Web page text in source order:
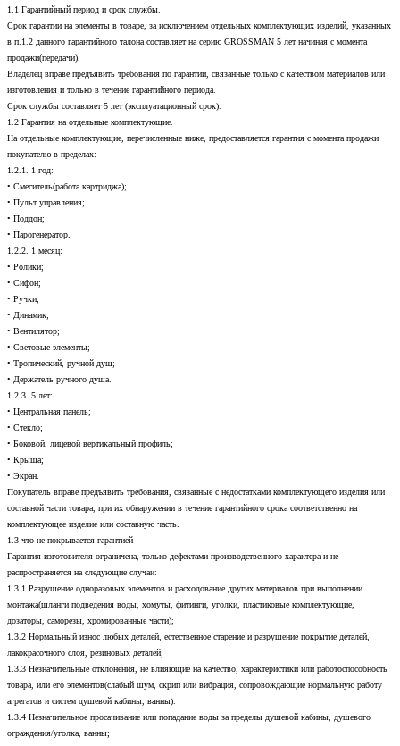
1.1 Гарантийный период и срок службы.
Срок гарантии на элементы в товаре, за исключением отдельных комплектующих изделий, указанных
в п.1.2 данного гарантийного талона составляет на серию GROSSMAN 5 лет начиная с момента
продажи(передачи).
Владелец вправе предъявить требования по гарантии, связанные только с качеством материалов или
изготовления и только в течение гарантийного периода.
Срок службы составляет 5 лет (эксплуатационный срок).
1.2 Гарантия на отдельные комплектующие.
На отдельные комплектующие, перечисленные ниже, предоставляется гарантия с момента продажи
покупателю в пределах:
1.2.1. 1 год:
• Смеситель(работа картриджа);
• Пульт управления;
• Поддон;
• Парогенератор.
1.2.2. 1 месяц:
• Ролики;
• Сифон;
• Ручки;
• Динамик;
• Вентилятор;
• Световые элементы;
• Тропический, ручной душ;
• Держатель ручного душа.
1.2.3. 5 лет:
• Центральная панель;
• Стекло;
• Боковой, лицевой вертикальный профиль;
• Крыша;
• Экран.
Покупатель вправе предъявить требования, связанные с недостатками комплектующего изделия или
составной части товара, при их обнаружении в течение гарантийного срока соответственно на
комплектующее изделие или составную часть.
1.3 что не покрывается гарантией
Гарантия изготовителя ограничена, только дефектами производственного характера и не
распространяется на следующие случаи:
1.3.1 Разрушение одноразовых элементов и расходование других материалов при выполнении
монтажа(шланги подведения воды, хомуты, фитинги, уголки, пластиковые комплектующие,
дозаторы, саморезы, хромированные части);
1.3.2 Нормальный износ любых деталей, естественное старение и разрушение покрытие деталей,
лакокрасочного слоя, резиновых деталей;
1.3.3 Незначительные отклонения, не влияющие на качество, характеристики или работоспособность
товара, или его элементов(слабый шум, скрип или вибрация, сопровождающие нормальную работу
агрегатов и систем душевой кабины, ванны).
1.3.4 Незначительное просачивание или попадание воды за пределы душевой кабины, душевого
ограждения/уголка, ванны;